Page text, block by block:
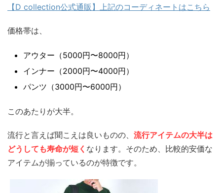
【D collection公式通販】上記のコーディネートはこちら
価格帯は、
アウター（5000円〜8000円）
インナー（2000円〜4000円）
パンツ（3000円〜6000円）
このあたりが大半。
流行と言えば聞こえは良いものの、 流行アイテムの大半は
どうしても寿命が短く なります。そのため、比較的安価な
アイテムが揃っているのが特徴です。